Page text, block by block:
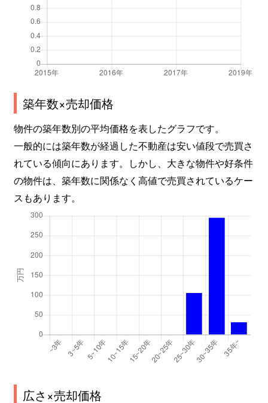
築年数×売却価格
物件の築年数別の平均価格を表したグラフです。
一般的には築年数が経過した不動産は安い値段で売買さ
れている傾向にあります。しかし、大きな物件や好条件
の物件は、築年数に関係なく高値で売買されているケー
スもあります。
広さ×売却価格